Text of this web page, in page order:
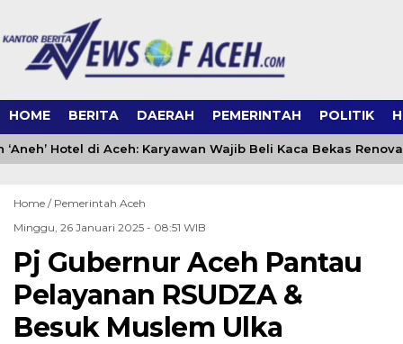
HOME BERITA DAERAH PEMERINTAH POLITIK
Hotel di Aceh: Karyawan Wajib Beli Kaca Bekas
Home / Pemerintah Aceh
Minggu, 26 Januari 2025 - 08:51 WIB
Pj Gubernur Aceh Pantau
Pelayanan RSUDZA &
Besuk Muslem Ulka